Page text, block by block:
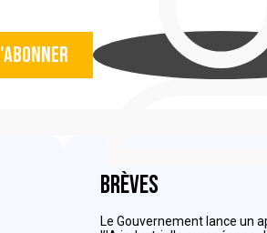
Brèves
Le Gouvernement lance un